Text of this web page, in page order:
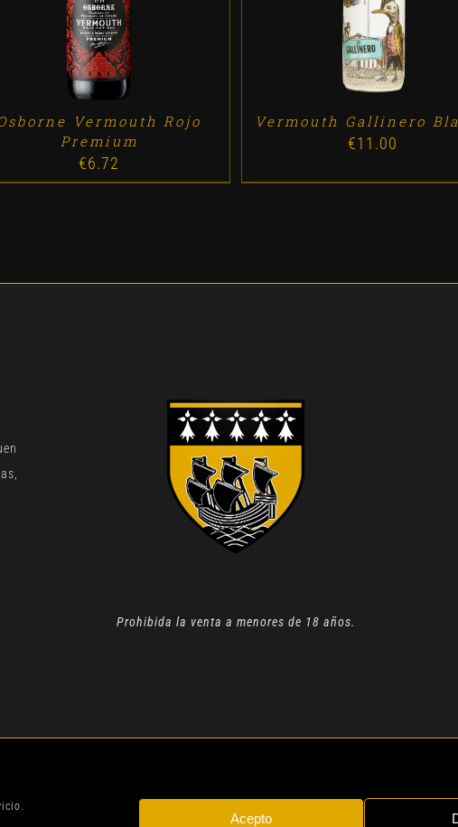
Acepto
Vermouth Rojo
Premium
€6.72
Vermouth Gallinero
€11.00
Prohibida la venta a menores de 18 años.
AVISO LEGAL| TODOS LOS DERECHOS RESERVADOS |